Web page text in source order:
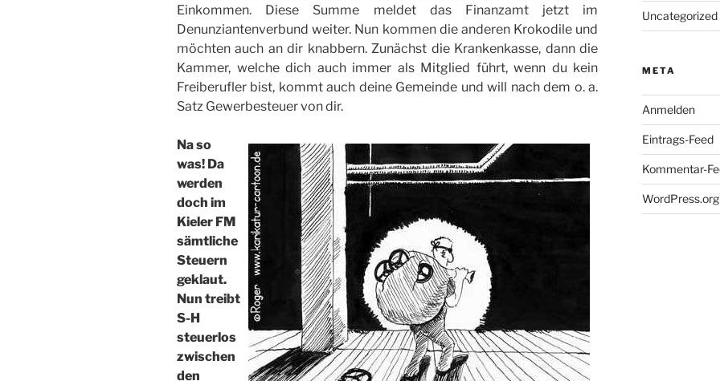
Einkommen. Diese Summe meldet das Finanzamt jetzt im
Denunziantenverbund weiter. Nun kommen die anderen Krokodile und
möchten auch an dir knabbern. Zunächst die Krankenkasse, dann die
Kammer, welche dich auch immer als Mitglied führt, wenn du kein
Freiberufler bist, kommt auch deine Gemeinde und will nach dem o. a.
Satz Gewerbesteuer von dir.
Na so
was! Da
werden
doch im
Kieler FM
sämtliche
Steuern
geklaut.
Nun treibt
S-H
steuerlos
zwischen
den
Uncategorized
META
Anmelden
Eintrags-Feed
Kommentar-
WordPress.org